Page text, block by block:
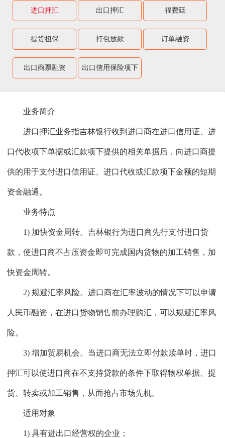
进口押汇 出口押汇 福费廷
提货担保 打包放款 订单融资
出口商票融资 出口信用保险项下
业务简介
进口押汇业务指吉林银行收到进口商在进口信用证、进
口代收项下单据或汇款项下提供的相关单据后，向进口商提
供的用于支付进口信用证、进口代收或汇款项下金额的短期
资金融通。
业务特点
1) 加快资金周转。吉林银行为进口商先行支付进口货
款，使进口商不占压资金即可完成国内货物的加工销售，加
快资金周转。
2) 规避汇率风险。进口商在汇率波动的情况下可以申请
人民币融资，在进口货物销售前办理购汇，可以规避汇率风
险。
3) 增加贸易机会。当进口商无法立即付款赎单时，进口
押汇可以使进口商在不支持贷款的条件下取得物权单据、提
货、转卖或加工销售，从而抢占市场先机。
适用对象
1) 具有进出口经营权的企业；